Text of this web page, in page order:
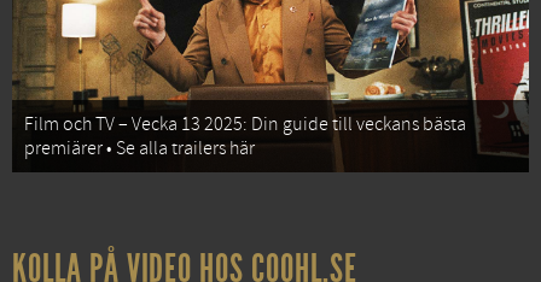
Film och TV – Vecka 13 2025: Din guide till veckans bästa
premiärer • Se alla trailers här
KOLLA PÅ VIDEO HOS COOHL.SE